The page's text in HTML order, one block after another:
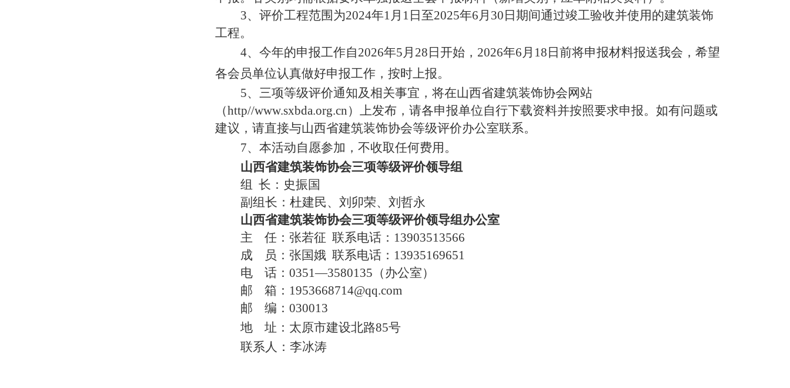
3、评价工程范围为2024年1月1日至2025年6月30日期间通过竣工验收并使用的建筑装饰
工程。
4、今年的申报工作自2026年5月 28 日开始 ， 2026年6月 18 日 前将申报材料报送我会， 希望
各会员单位认真做好申报工作 ，按时上报。
5、三项等级评价通知及相关事宜，将在山西省建筑装饰协会网站
（http//www.sxbda.org.cn）上发布， 请各申报单位自行下载资料并按照要求申报。如有问题或
建议，请直接与山西省建筑装饰协会等级评价办公室联系。
7、本活动自愿参加，不收取任何费用。
山西省建筑装饰协会三项等级评价领导组
组 长：史振国
副组长：杜建民、刘卯荣、 刘哲永
山西省建筑装饰协会三项等级评价领导组办公室
主
任：张若征 联系电话： 13903513566
成
员：张国娥 联系电话： 13935169651
电
话： 0351—3580135（办公室）
邮
箱： 1953668714@qq.com
邮
编： 030013
地
址：太原市建设北路85号
联系人：李冰涛